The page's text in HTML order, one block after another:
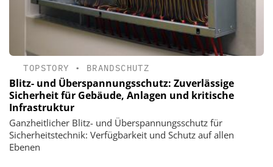
TOPSTORY • BRANDSCHUTZ
Blitz- und Überspannungsschutz: Zuverlässige
Sicherheit für Gebäude, Anlagen und kritische
Infrastruktur
Ganzheitlicher Blitz- und Überspannungsschutz für
Sicherheitstechnik: Verfügbarkeit und Schutz auf allen
Ebenen